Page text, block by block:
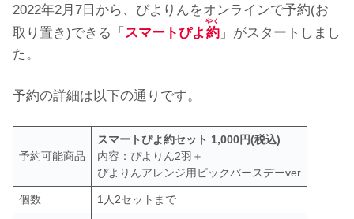
2022年2月7日から、ぴよりんをオンラインで予約(お
取り置き)できる「 スマートぴよ約
やく
」がスタートしまし
た。
予約の詳細は以下の通りです。
予約可能商品
スマートぴよ約セット 1,000円(税込)
内容：ぴよりん2羽＋
ぴよりんアレンジ用ピックバースデーver
個数 1人2セットまで